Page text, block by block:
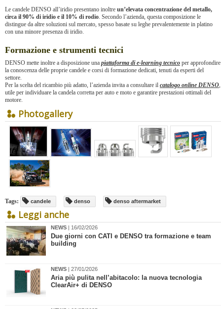
Le candele DENSO all’iridio presentano inoltre un’elevata concentrazione del metallo,
circa il 90% di iridio e il 10% di rodio. Secondo l’azienda, questa composizione le
distingue da altre soluzioni sul mercato, spesso basate su leghe prevalentemente in platino
con una minore presenza di iridio.
Formazione e strumenti tecnici
DENSO mette inoltre a disposizione una piattaforma di e-learning tecnico per approfondire
la conoscenza delle proprie candele e corsi di formazione dedicati, tenuti da esperti del
settore.
Per la scelta del ricambio più adatto, l’azienda invita a consultare il catalogo online DENSO,
utile per individuare la candela corretta per auto e moto e garantire prestazioni ottimali del
motore.
Photogallery
Tags: candele denso denso aftermarket
Leggi anche
NEWS | 16/02/2026
​Due giorni con CATI e DENSO tra formazione e team
building
NEWS | 27/01/2026
Aria più pulita nell’abitacolo: la nuova tecnologia
ClearAir+ di DENSO